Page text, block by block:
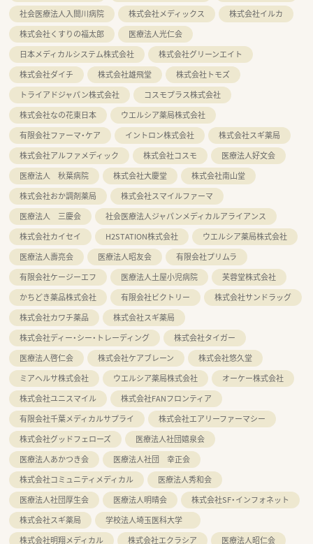
社会医療法人入間川病院
株式会社メディックス
株式会社イルカ
株式会社くすりの福太郎
医療法人光仁会
日本メディカルシステム株式会社
株式会社グリーンエイト
株式会社ダイチ
株式会社雄飛堂
株式会社トモズ
トライアドジャパン株式会社
コスモプラス株式会社
株式会社なの花東日本
ウエルシア薬局株式会社
有限会社ファーマ・ケア
イントロン株式会社
株式会社スギ薬局
株式会社アルファメディック
株式会社コスモ
医療法人好文会
医療法人 秋葉病院
株式会社大慶堂
株式会社南山堂
株式会社おか調剤薬局
株式会社スマイルファーマ
医療法人 三慶会
社会医療法人ジャパンメディカルアライアンス
株式会社カイセイ
H2STATION株式会社
ウエルシア薬局株式会社
医療法人壽亮会
医療法人昭友会
有限会社プリムラ
有限会社ケージーエフ
医療法人土屋小児病院
芙蓉堂株式会社
かちどき薬品株式会社
有限会社ビクトリー
株式会社サンドラッグ
株式会社カワチ薬品
株式会社スギ薬局
株式会社ディー・シー・トレーディング
株式会社タイガー
医療法人啓仁会
株式会社ケアブレーン
株式会社悠久堂
ミアヘルサ株式会社
ウエルシア薬局株式会社
オーケー株式会社
株式会社ユニスマイル
株式会社FANフロンティア
有限会社千葉メディカルサプライ
株式会社エアリーファーマシー
株式会社グッドフェローズ
医療法人社団嬉泉会
医療法人あかつき会
医療法人社団 幸正会
株式会社コミュニティメディカル
医療法人秀和会
医療法人社団厚生会
医療法人明晴会
株式会社SF・インフォネット
株式会社スギ薬局
学校法人埼玉医科大学
株式会社明翔メディカル
株式会社エクラシア
医療法人昭仁会